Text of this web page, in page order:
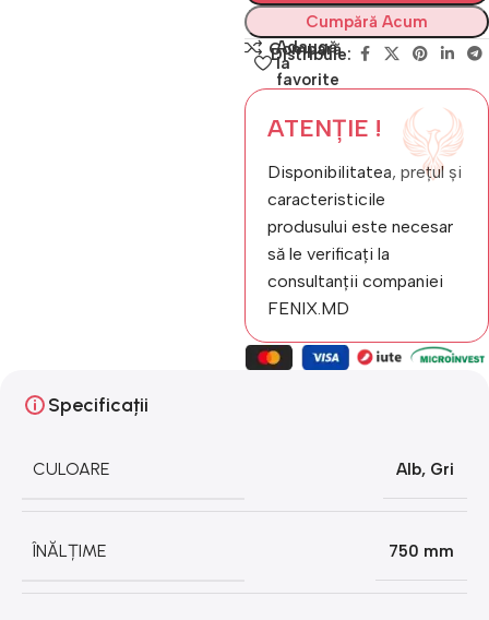
Cumpără Acum
Compară
Adaugă
la
favorite
Distribuie:
ATENȚIE !
Disponibilitatea, prețul și
caracteristicile
produsului este necesar
să le verificați la
consultanții companiei
FENIX.MD
Specificații
CULOARE Alb, Gri
ÎNĂLȚIME 750 mm